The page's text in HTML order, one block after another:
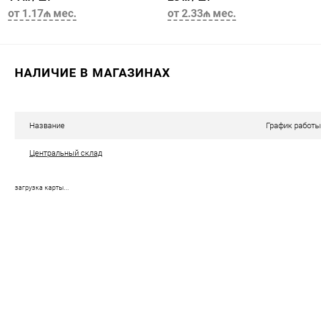
от 1.17₼ мес. от 2.33₼ мес.
НАЛИЧИЕ В МАГАЗИНАХ
Название График работы
Центральный склад
загрузка карты...